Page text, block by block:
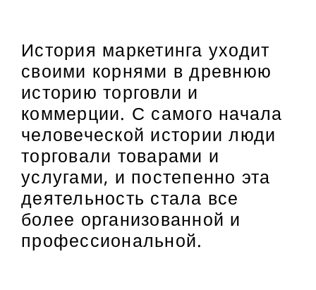
История маркетинга уходит
своими корнями в древнюю
историю торговли и
коммерции. С самого начала
человеческой истории люди
торговали товарами и
услугами, и постепенно эта
деятельность стала все
более организованной и
профессиональной.